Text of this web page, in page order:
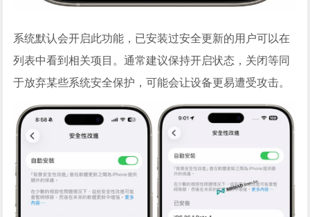
系统默认会开启此功能，已安装过安全更新的用户可以在
列表中看到相关项目。通常建议保持开启状态，关闭等同
于放弃某些系统安全保护，可能会让设备更易遭受攻击。